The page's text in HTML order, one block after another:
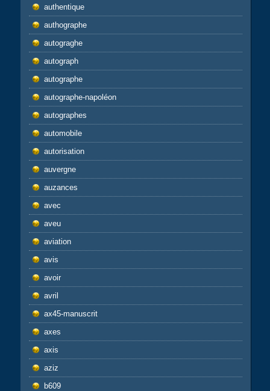
authentique
authographe
autograghe
autograph
autographe
autographe-napoléon
autographes
automobile
autorisation
auvergne
auzances
avec
aveu
aviation
avis
avoir
avril
ax45-manuscrit
axes
axis
aziz
b609